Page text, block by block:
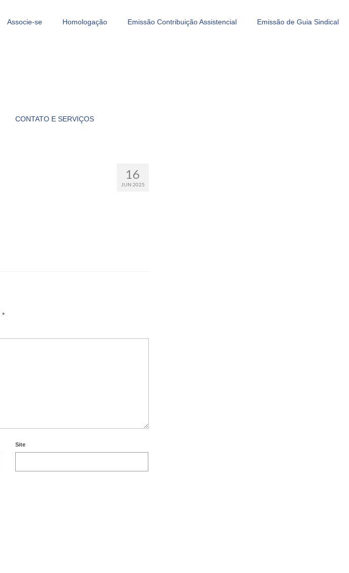
Associe-se Homologação Emissão Contribuição Assistencial Emissão de Guia Sindical
CONTATO E SERVIÇOS
16
JUN 2025
*
Site